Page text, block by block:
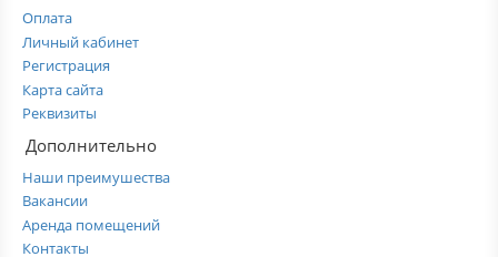
Оплата
Личный кабинет
Регистрация
Карта сайта
Реквизиты
Дополнительно
Наши преимушества
Вакансии
Аренда помещений
Контакты